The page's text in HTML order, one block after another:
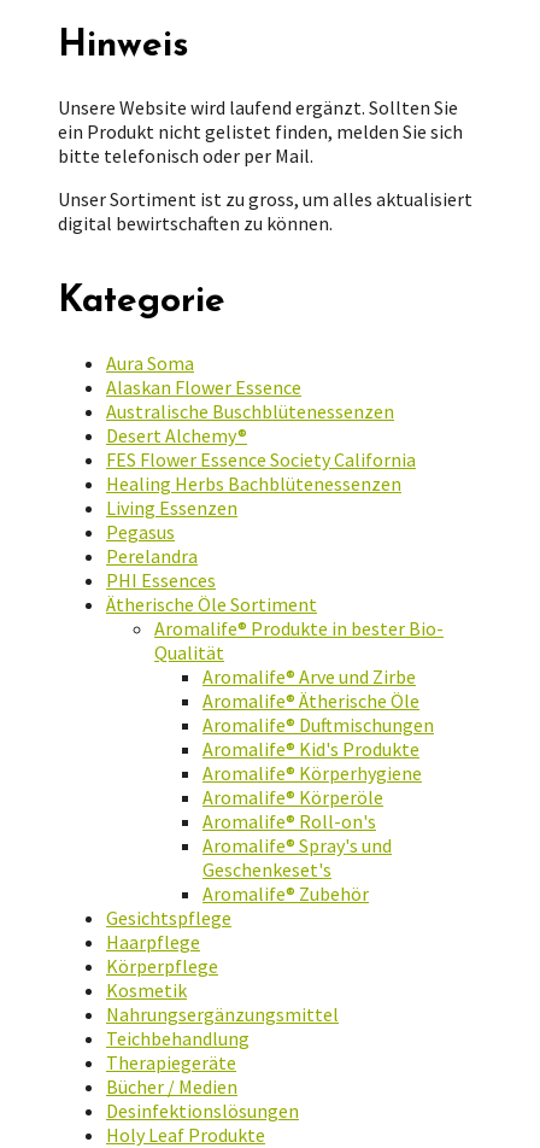
Hinweis
Unsere Website wird laufend ergänzt. Sollten Sie
ein Produkt nicht gelistet finden, melden Sie sich
bitte telefonisch oder per Mail.
Unser Sortiment ist zu gross, um alles aktualisiert
digital bewirtschaften zu können.
Kategorie
Aura Soma
Alaskan Flower Essence
Australische Buschblütenessenzen
Desert Alchemy®
FES Flower Essence Society California
Healing Herbs Bachblütenessenzen
Living Essenzen
Pegasus
Perelandra
PHI Essences
Ätherische Öle Sortiment
Aromalife® Produkte in bester Bio-
Qualität
Aromalife® Arve und Zirbe
Aromalife® Ätherische Öle
Aromalife® Duftmischungen
Aromalife® Kid's Produkte
Aromalife® Körperhygiene
Aromalife® Körperöle
Aromalife® Roll-on's
Aromalife® Spray's und
Geschenkeset's
Aromalife® Zubehör
Gesichtspflege
Haarpflege
Körperpflege
Kosmetik
Nahrungsergänzungsmittel
Teichbehandlung
Therapiegeräte
Bücher / Medien
Desinfektionslösungen
Holy Leaf Produkte